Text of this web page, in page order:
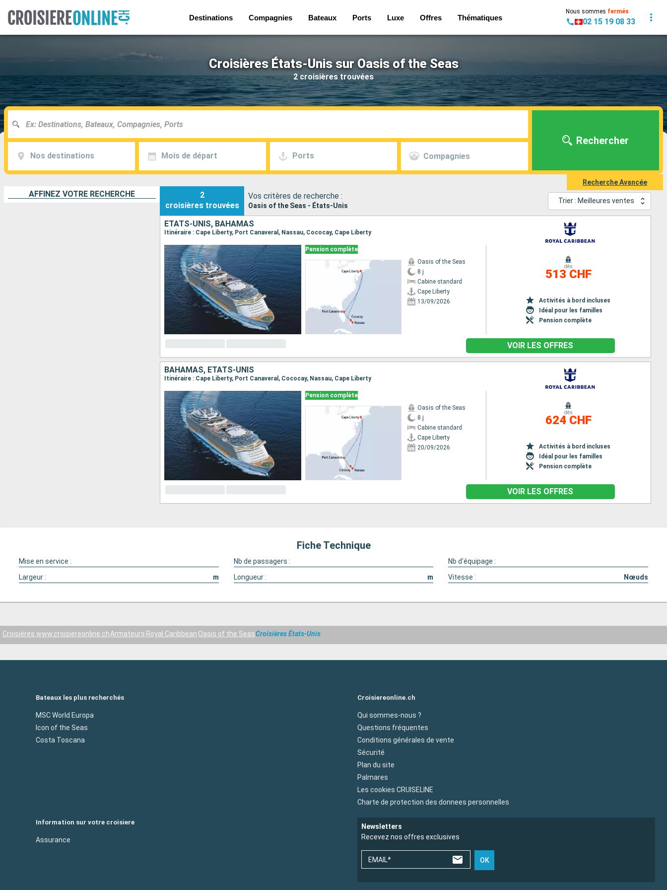
Destinations Compagnies Bateaux Ports Luxe Offres Thématiques
Nous sommes fermés
02 15 19 08 33
Croisières États-Unis sur Oasis of the Seas
2 croisières trouvées
Nos destinations Mois de départ Ports Compagnies
Rechercher
Recherche Avancée
AFFINEZ VOTRE RECHERCHE
2
croisières trouvées
Vos critères de recherche :
Oasis of the Seas - États-Unis
Trier : Meilleures ventes
ÉTATS-UNIS, BAHAMAS
Itinéraire : Cape Liberty, Port Canaveral, Nassau, Cococay, Cape Liberty
Pension complète
Oasis of the Seas
8 j
Cabine standard
Cape Liberty
13/09/2026
dès
513 CHF
Activités à bord incluses
Idéal pour les familles
Pension complète
VOIR LES OFFRES
BAHAMAS, ÉTATS-UNIS
Itinéraire : Cape Liberty, Port Canaveral, Cococay, Nassau, Cape Liberty
Pension complète
Oasis of the Seas
8 j
Cabine standard
Cape Liberty
20/09/2026
dès
624 CHF
Activités à bord incluses
Idéal pour les familles
Pension complète
VOIR LES OFFRES
Fiche Technique
Mise en service : Nb de passagers :
Nb d'équipage :
Largeur :
m Longueur : m Vitesse : Nœuds
Croisières www.croisiereonline.chArmateurs Royal Caribbean Oasis of the SeasCroisières États-Unis
Bateaux les plus recherchés
MSC World Europa
Icon of the Seas
Costa Toscana
Croisiereonline.ch
Qui sommes-nous ?
Questions fréquentes
Conditions générales de vente
Sécurité
Plan du site
Palmares
Les cookies CRUISELINE
Charte de protection des donnees personnelles
Information sur votre croisiere
Assurance
Newsletters
Recevez nos offres exclusives
EMAIL* OK